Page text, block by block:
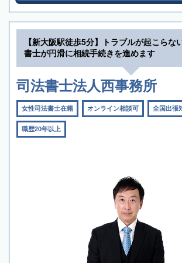
【新大阪駅徒歩5分】トラブルが起こらな
書士が円滑に相続手続きを進めます
司法書士法人西事務所
女性司法書士在籍 オンライン相談可 全国出張
職歴20年以上